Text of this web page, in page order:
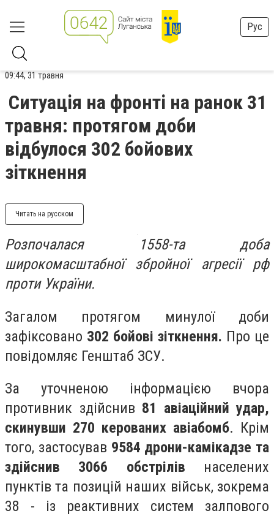
Рус
09:44, 31 травня
Ситуація на фронті на ранок 31
травня: протягом доби
відбулося 302 бойових
зіткнення
Читать на русском
Розпочалася 1558-та доба
широкомасштабної збройної агресії рф
проти України.
Загалом протягом минулої доби
зафіксовано 302 бойові зіткнення. Про це
повідомляє Генштаб ЗСУ.
За уточненою інформацією вчора
противник здійснив 81 авіаційний удар,
скинувши 270 керованих авіабомб. Крім
того, застосував 9584 дрони-камікадзе та
здійснив 3066 обстрілів населених
пунктів та позицій наших військ, зокрема
38 - із реактивних систем залпового